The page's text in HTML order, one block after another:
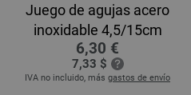
Juego de agujas acero
inoxidable 4,5/15cm
6,30 €
7,33 $
IVA no incluido, más gastos de envío